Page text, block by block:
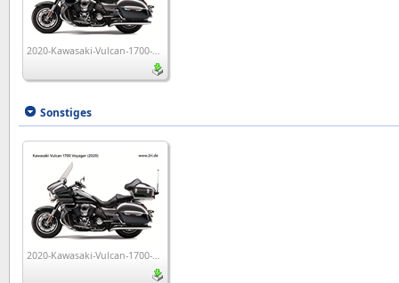
2020-Kawasaki-Vulcan-1700-Voyager-ABS
Sonstiges
2020-Kawasaki-Vulcan-1700-Voyager-ABS_wp1